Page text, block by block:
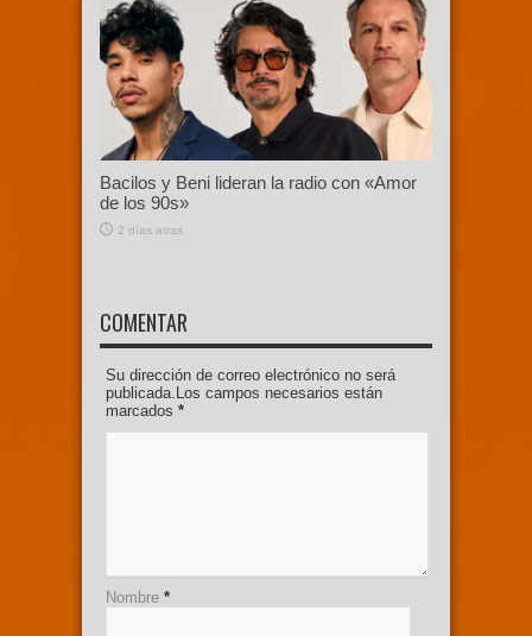
Bacilos y Beni lideran la radio con «Amor
de los 90s»
2 días atras
COMENTAR
Su dirección de correo electrónico no será
publicada.Los campos necesarios están
marcados *
Nombre *